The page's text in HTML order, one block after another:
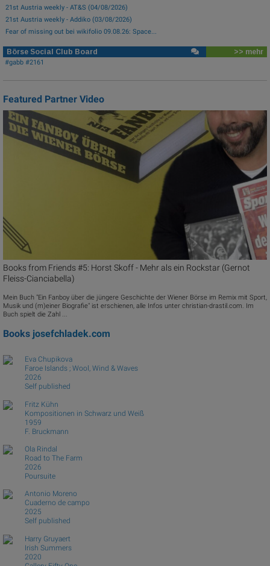
21st Austria weekly - AT&S (04/08/2026)
21st Austria weekly - Addiko (03/08/2026)
Fear of missing out bei wikifolio 09.08.26: Space...
Börse Social Club Board >> mehr
#gabb #2161
Featured Partner Video
Books from Friends #5: Horst Skoff - Mehr als ein Rockstar (Gernot
Fleiss-Cianciabella)
Mein Buch "Ein Fanboy über die jüngere Geschichte der Wiener Börse im Remix mit Sport,
Musik und (m)einer Biografie" ist erschienen, alle Infos unter christian-drastil.com. Im
Buch spielt die Zahl ...
Books josefchladek.com
Eva Chupikova
Faroe Islands ; Wool, Wind & Waves
2026
Self published
Fritz Kühn
Kompositionen in Schwarz und Weiß
1959
F. Bruckmann
Ola Rindal
Road to The Farm
2026
Poursuite
Antonio Moreno
Cuaderno de campo
2025
Self published
Harry Gruyaert
Irish Summers
2020